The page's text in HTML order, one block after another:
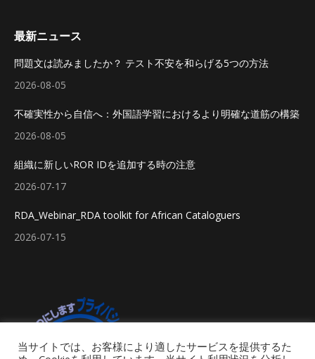
最新ニュース
問題文は読みましたか？ テスト不安を和らげる5つの方法
2026-08-05
不確実性から自信へ：外国語学習におけるより明確な道筋の構築
2026-08-05
組織に新しいROR IDを追加する時の注意
2026-07-17
RDA_Webinar_RDA toolkit for African Cataloguers
2026-07-15
当サイトでは、お客様により適したサービスを提供するた